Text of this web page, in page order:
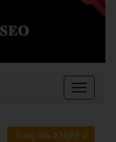
Trang chủ Nghệ sĩ